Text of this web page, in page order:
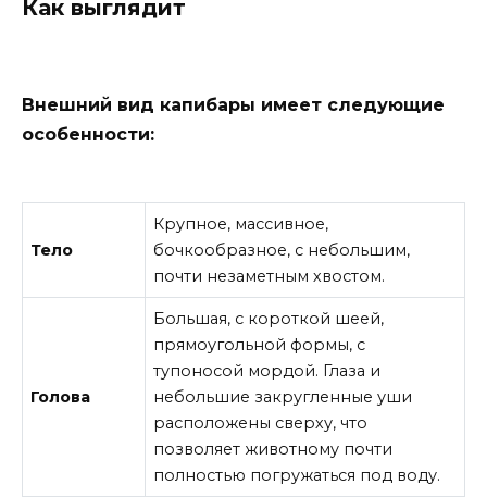
Как выглядит
Внешний вид капибары имеет следующие
особенности:
Тело
Крупное, массивное,
бочкообразное, с небольшим,
почти незаметным хвостом.
Голова
Большая, с короткой шеей,
прямоугольной формы, с
тупоносой мордой. Глаза и
небольшие закругленные уши
расположены сверху, что
позволяет животному почти
полностью погружаться под воду.